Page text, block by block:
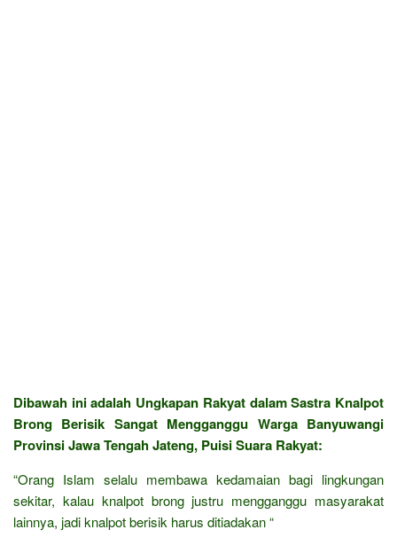
Dibawah ini adalah Ungkapan Rakyat dalam Sastra Knalpot
Brong Berisik Sangat Mengganggu Warga Banyuwangi
Provinsi Jawa Tengah Jateng, Puisi Suara Rakyat:
“Orang Islam selalu membawa kedamaian bagi lingkungan
sekitar, kalau knalpot brong justru mengganggu masyarakat
lainnya, jadi knalpot berisik harus ditiadakan “